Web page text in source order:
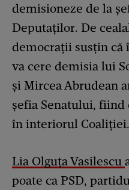
demisioneze de la
Deputaților. De
democrații susțin că
va cere demisia lui
și Mircea Abrudean
șefia Senatului,
în interiorul Coaliției.
Lia Olguţa Vasilescu
poate ca PSD,